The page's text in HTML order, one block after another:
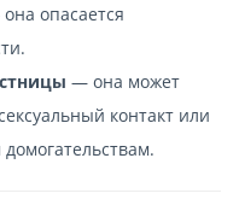
опасается
— она может
контакт или